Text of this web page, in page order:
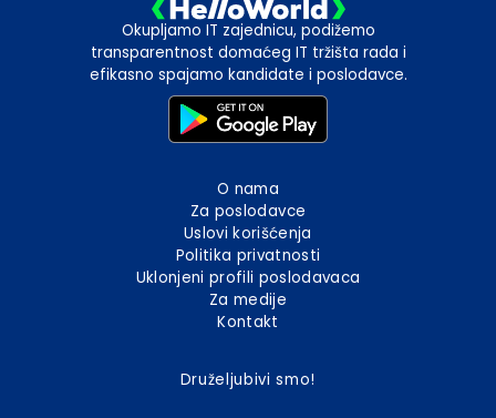
Okupljamo IT zajednicu, podižemo
transparentnost domaćeg IT tržišta rada i
efikasno spajamo kandidate i poslodavce.
O nama
Za poslodavce
Uslovi korišćenja
Politika privatnosti
Uklonjeni profili poslodavaca
Za medije
Kontakt
Druželjubivi smo!